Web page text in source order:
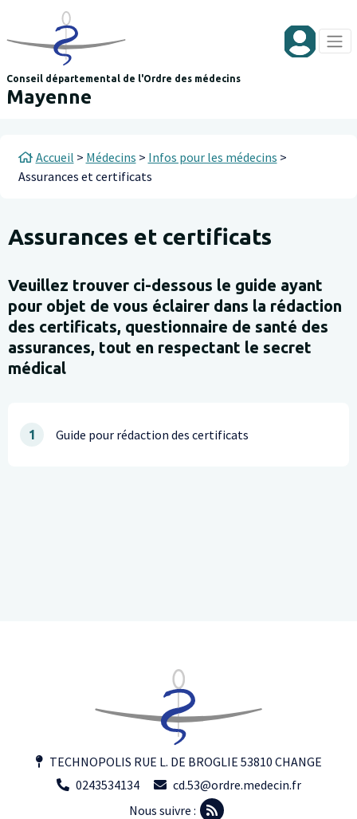
Aller au contenu principal
Conseil départemental de l'Ordre des médecins
Mayenne
Fil d'Ariane
Accueil Médecins
Infos pour les médecins
Assurances et certificats
Assurances et certificats
Veuillez trouver ci-dessous le guide ayant
pour objet de vous éclairer dans la rédaction
des certificats, questionnaire de santé des
assurances, tout en respectant le secret
médical
1 Guide pour rédaction des certificats
TECHNOPOLIS RUE L. DE BROGLIE 53810 CHANGE
0243534134
cd.53@ordre.medecin.fr
Nous suivre :
Panneau de gestion des cookies